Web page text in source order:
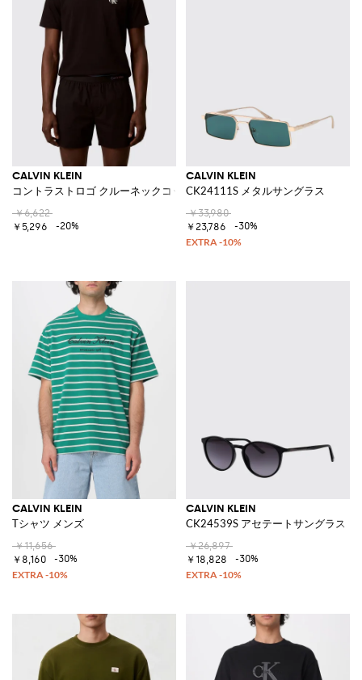
CALVIN KLEIN
コントラストロゴ クルーネックコットンTシャツ
￥6,622
￥5,296
-20%
CALVIN KLEIN
CK24111S メタルサングラス
￥33,980
￥23,786
-30%
CALVIN KLEIN
Tシャツ メンズ
￥11,656
￥8,160
-30%
CALVIN KLEIN
CK24539S アセテートサングラス
￥26,897
￥18,828
-30%